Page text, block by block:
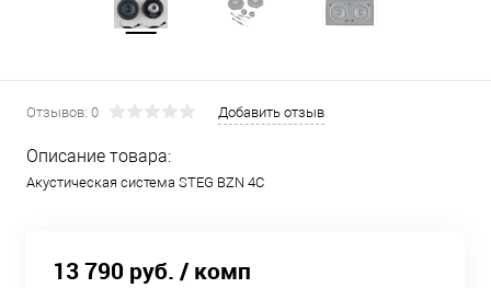
Отзывов: 0 Добавить отзыв
Описание товара:
Акустическая система STEG BZN 4C
13 790 руб. / комп